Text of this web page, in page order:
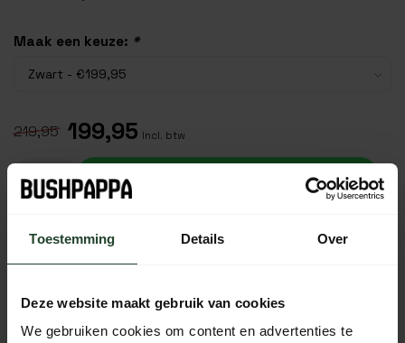
Toestemming Details Over
Deze website maakt gebruik van cookies
We gebruiken cookies om content en advertenties te
Maak een keuze: *
219,95 199,95 Incl. btw
Toevoegen aan winkelwagen
Plaats je bestelling binnen
Gratis verzending vanaf € 90,- (NL, BE & DE)